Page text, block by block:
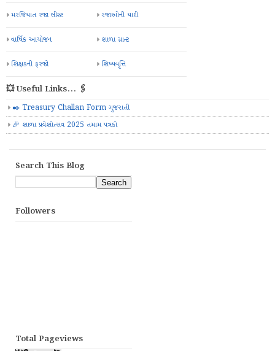
મરજિયાત રજા લીસ્ટ રજાઓની યાદી
વાર્ષિક આયોજન શાળા ગ્રાન્ટ
શિક્ષકની ફરજો શિષ્યવૃત્તિ
💥 Useful Links... 🖇️
✒️ Treasury Challan Form ગુજરાતી
🎉 શાળા પ્રવેશોત્સવ 2025 તમામ પત્રકો
Search This Blog
Followers
Total Pageviews